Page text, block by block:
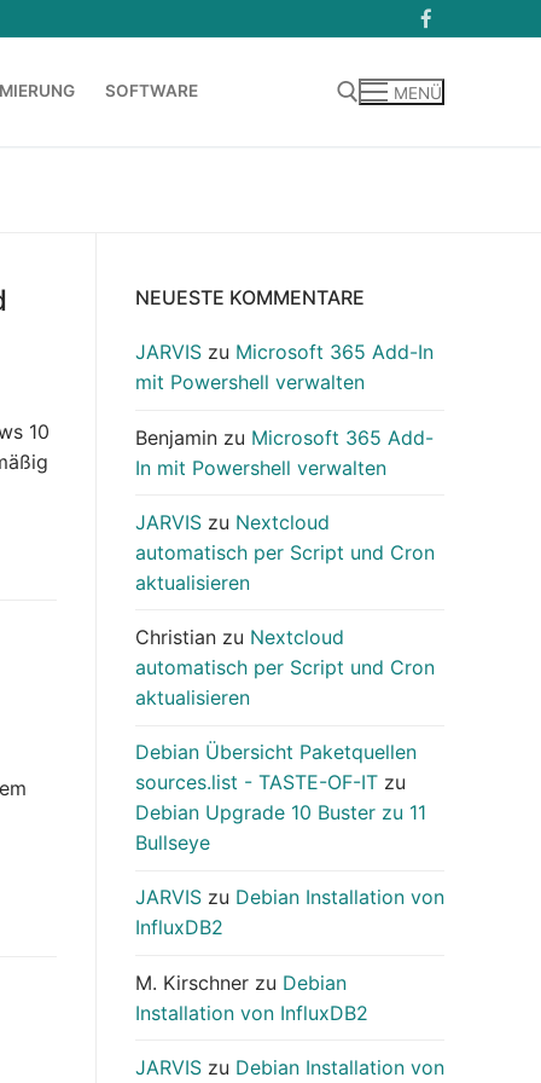
SOFTWARE MENÜ
10
NEUESTE KOMMENTARE
JARVIS zu Microsoft 365 Add-In
mit Powershell verwalten
Benjamin zu Microsoft 365 Add-
In mit Powershell verwalten
JARVIS zu Nextcloud
automatisch per Script und Cron
aktualisieren
Christian zu Nextcloud
automatisch per Script und Cron
aktualisieren
Debian Übersicht Paketquellen
sources.list - TASTE-OF-IT zu
Debian Upgrade 10 Buster zu 11
Bullseye
JARVIS zu Debian Installation von
InfluxDB2
M. Kirschner zu Debian
Installation von InfluxDB2
JARVIS zu Debian Installation von